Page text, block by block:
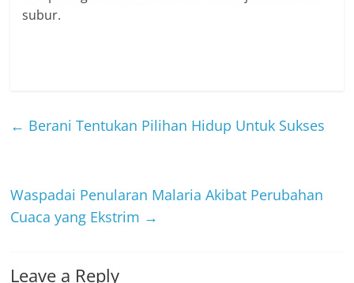
subur.
← Berani Tentukan Pilihan Hidup Untuk Sukses
Waspadai Penularan Malaria Akibat Perubahan
Cuaca yang Ekstrim →
Leave a Reply